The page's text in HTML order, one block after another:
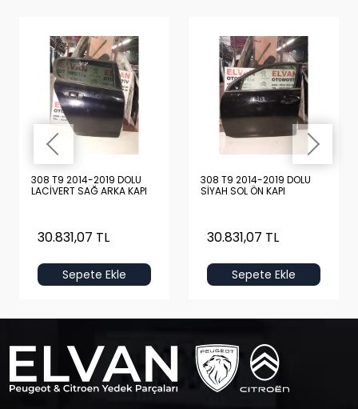
308 T9 2014-2019 DOLU
LACİVERT SAĞ ARKA KAPI
30.831,07 TL
Sepete Ekle
308 T9 2014-2019 DOLU
SİYAH SOL ÖN KAPI
30.831,07 TL
Sepete Ekle